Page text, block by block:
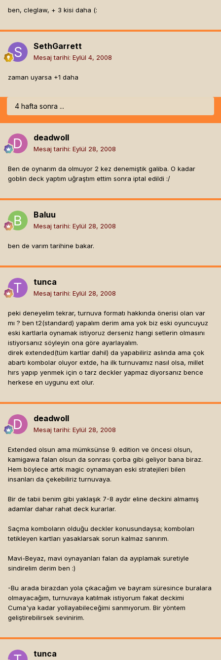
ben, cleglaw, + 3 kisi daha (:
SethGarrett
Mesaj tarihi: Eylül 4, 2008
zaman uyarsa +1 daha
4 hafta sonra ...
deadwoll
Mesaj tarihi: Eylül 28, 2008
Ben de oynarım da olmuyor 2 kez denemiştik galiba. O kadar
goblin deck yaptım uğraştım ettim sonra iptal edildi :/
Baluu
Mesaj tarihi: Eylül 28, 2008
ben de varım tarihine bakar.
tunca
Mesaj tarihi: Eylül 28, 2008
peki deneyelim tekrar, turnuva formatı hakkında önerisi olan var
mı ? ben t2(standard) yapalım derim ama yok biz eski oyuncuyuz
eski kartlarla oynamak istiyoruz derseniz hangi setlerin olmasını
istiyorsanız söyleyin ona göre ayarlayalım.
direk extended(tüm kartlar dahil) da yapabiliriz aslında ama çok
abartı kombolar oluyor extde, ha ilk turnuvamız nasıl olsa, millet
hırs yapıp yenmek için o tarz deckler yapmaz diyorsanız bence
herkese en uygunu ext olur.
deadwoll
Mesaj tarihi: Eylül 28, 2008
Extended olsun ama mümksünse 9. edition ve öncesi olsun,
kamigawa falan olsun da sonrası çorba gibi geliyor bana biraz.
Hem böylece artık magic oynamayan eski stratejileri bilen
insanları da çekebiliriz turnuvaya.
Bir de tabii benim gibi yaklaşık 7-8 aydır eline deckini almamış
adamlar dahar rahat deck kurarlar.
Saçma komboların olduğu deckler konusundaysa; komboları
tetikleyen kartları yasaklarsak sorun kalmaz sanırım.
Mavi-Beyaz, mavi oynayanları falan da ayıplamak suretiyle
sindirelim derim ben :)
-Bu arada birazdan yola çıkacağım ve bayram süresince buralara
olmayacağım, turnuvaya katılmak istiyorum fakat deckimi
Cuma'ya kadar yollayabileceğimi sanmıyorum. Bir yöntem
geliştirebilirsek sevinirim.
tunca